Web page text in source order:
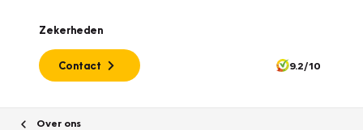
Zekerheden
Contact 9.2/10
Over ons